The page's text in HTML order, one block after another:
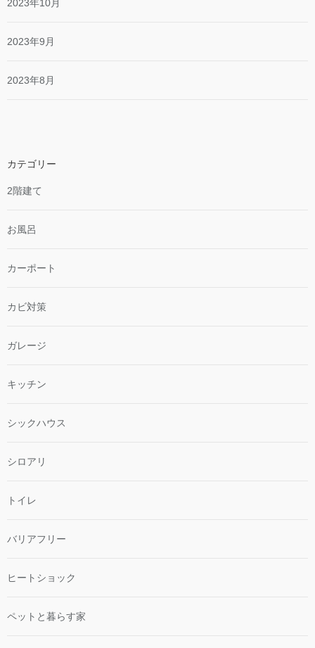
2023年10月
2023年9月
2023年8月
カテゴリー
2階建て
お風呂
カーポート
カビ対策
ガレージ
キッチン
シックハウス
シロアリ
トイレ
バリアフリー
ヒートショック
ペットと暮らす家